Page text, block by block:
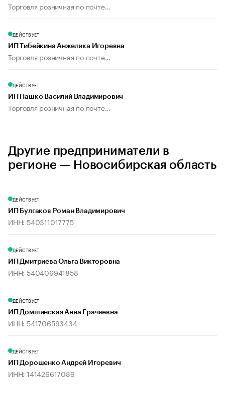
Торговля розничная по почте...
ДЕЙСТВУЕТ
ИП Тибейкина Анжелика Игоревна
Торговля розничная по почте...
ДЕЙСТВУЕТ
ИП Пашко Василий Владимирович
Торговля розничная по почте...
Другие предприниматели в
регионе — Новосибирская область
ДЕЙСТВУЕТ
ИП Булгаков Роман Владимирович
ИНН: 540311017775
ДЕЙСТВУЕТ
ИП Дмитриева Ольга Викторовна
ИНН: 540406941858
ДЕЙСТВУЕТ
ИП Домшинская Анна Грачяевна
ИНН: 541706593434
ДЕЙСТВУЕТ
ИП Дорошенко Андрей Игоревич
ИНН: 141426617089